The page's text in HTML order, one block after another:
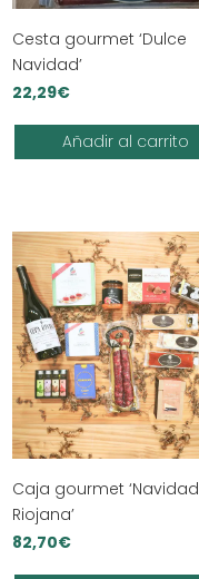
Cesta gourmet ‘Dulce
Navidad’
22,29€
Añadir al carrito
Caja gourmet ‘Navidad
Riojana’
82,70€